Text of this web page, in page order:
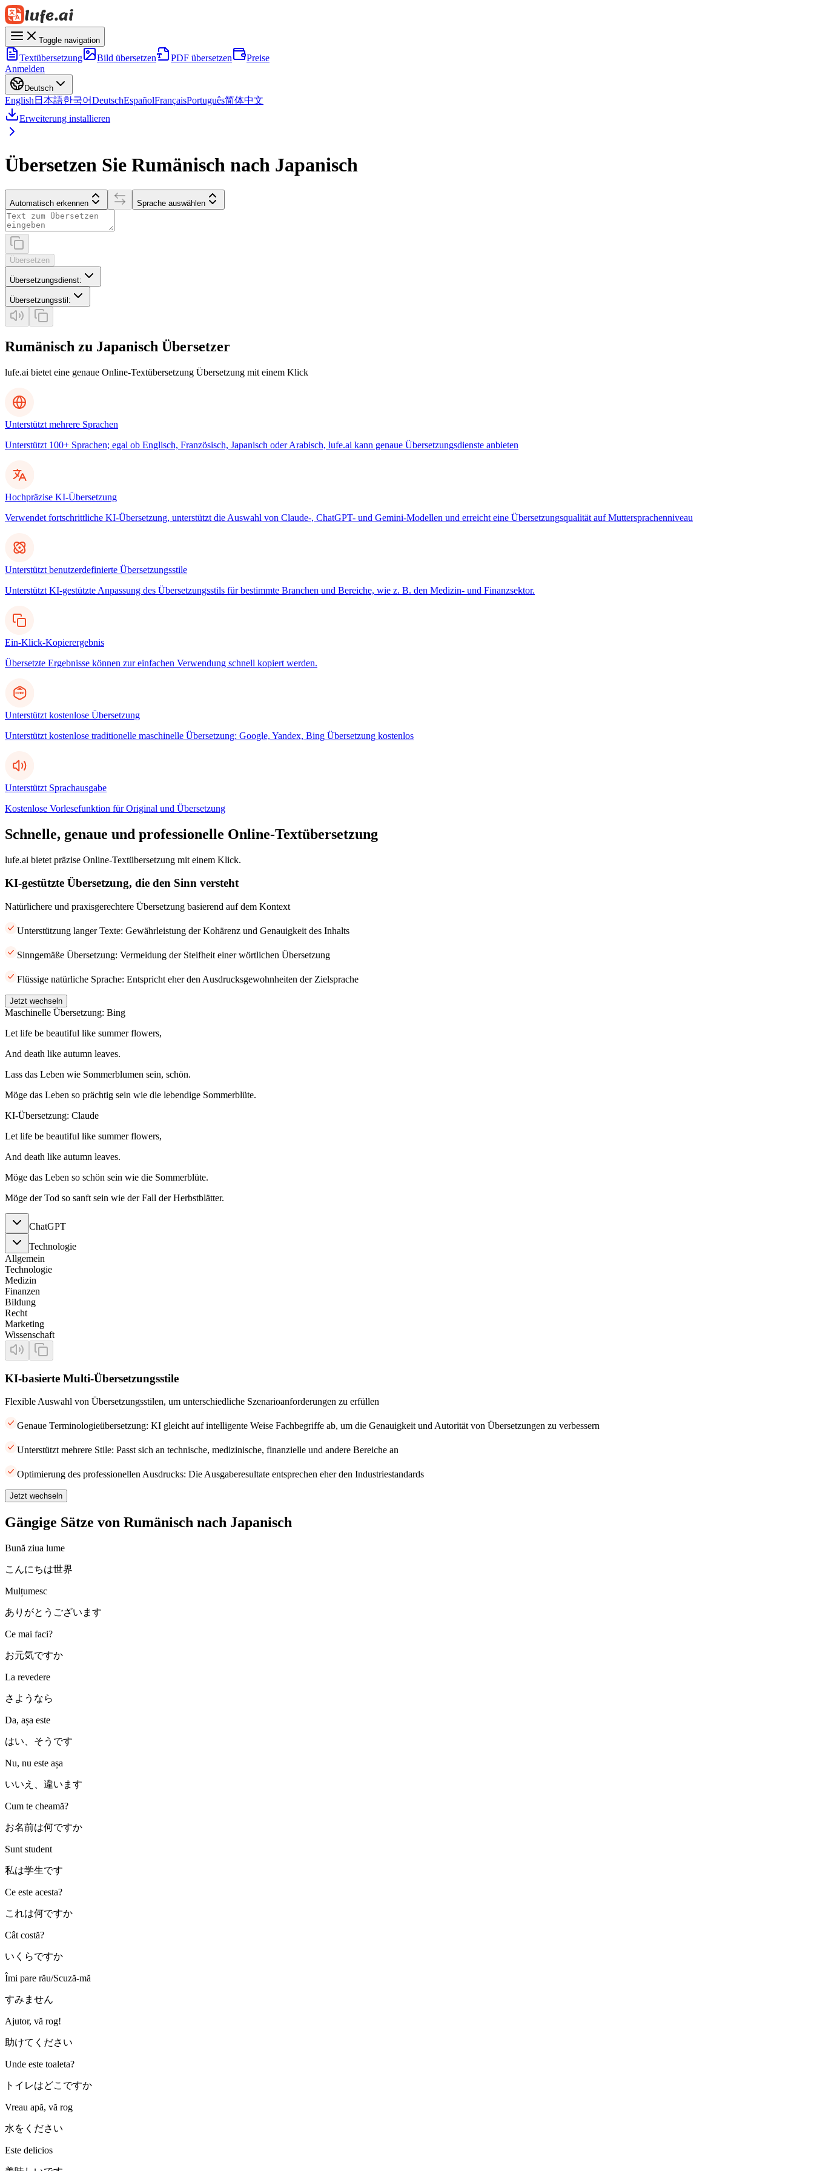
Toggle navigation
Textübersetzung Bild übersetzen PDF übersetzen
Preise
Anmelden
Deutsch
English 日本語한국어DeutschEspañolFrançaisPortuguês简体中文
Erweiterung installieren
Übersetzen Sie Rumänisch nach Japanisch
Automatisch erkennen Sprache auswählen
Übersetzen
Übersetzungsdienst:
Übersetzungsstil :
Rumänisch zu Japanisch Übersetzer
lufe.ai bietet eine genaue Online-Textübersetzung Übersetzung mit einem Klick
Unterstützt mehrere Sprachen
Unterstützt 100+ Sprachen; egal ob Englisch, Französisch, Japanisch oder Arabisch, lufe.ai kann genaue Übersetzungsdienste anbieten
Hochpräzise KI-Übersetzung
Verwendet fortschrittliche KI-Übersetzung, unterstützt die Auswahl von Claude-, ChatGPT- und Gemini-Modellen und erreicht eine Übersetzungsqualität auf Muttersprachenniveau
Unterstützt benutzerdefinierte Übersetzungsstile
Unterstützt KI-gestützte Anpassung des Übersetzungsstils für bestimmte Branchen und Bereiche, wie z. B. den Medizin- und Finanzsektor.
Ein-Klick-Kopierergebnis
Übersetzte Ergebnisse können zur einfachen Verwendung schnell kopiert werden.
Unterstützt kostenlose Übersetzung
Unterstützt kostenlose traditionelle maschinelle Übersetzung: Google, Yandex, Bing Übersetzung kostenlos
Unterstützt Sprachausgabe
Kostenlose Vorlesefunktion für Original und Übersetzung
Schnelle, genaue und professionelle Online-Textübersetzung
lufe.ai bietet präzise Online-Textübersetzung mit einem Klick.
KI-gestützte Übersetzung, die den Sinn versteht
Natürlichere und praxisgerechtere Übersetzung basierend auf dem Kontext
Unterstützung langer Texte: Gewährleistung der Kohärenz und Genauigkeit des Inhalts
Sinngemäße Übersetzung: Vermeidung der Steifheit einer wörtlichen Übersetzung
Flüssige natürliche Sprache: Entspricht eher den Ausdrucksgewohnheiten der Zielsprache
Jetzt wechseln
Maschinelle Übersetzung: Bing
Let life be beautiful like summer flowers,
And death like autumn leaves.
Lass das Leben wie Sommerblumen sein, schön.
Möge das Leben so prächtig sein wie die lebendige Sommerblüte.
KI-Übersetzung: Claude
Let life be beautiful like summer flowers,
And death like autumn leaves.
Möge das Leben so schön sein wie die Sommerblüte.
Möge der Tod so sanft sein wie der Fall der Herbstblätter.
ChatGPT
Technologie
Allgemein
Technologie
Medizin
Finanzen
Bildung
Recht
Marketing
Wissenschaft
KI-basierte Multi-Übersetzungsstile
Flexible Auswahl von Übersetzungsstilen, um unterschiedliche Szenarioanforderungen zu erfüllen
Genaue Terminologieübersetzung: KI gleicht auf intelligente Weise Fachbegriffe ab, um die Genauigkeit und Autorität von Übersetzungen zu verbessern
Unterstützt mehrere Stile: Passt sich an technische, medizinische, finanzielle und andere Bereiche an
Optimierung des professionellen Ausdrucks: Die Ausgaberesultate entsprechen eher den Industriestandards
Jetzt wechseln
Gängige Sätze von Rumänisch nach Japanisch
Bună ziua lume
こんにちは世界
Mulțumesc
ありがとうございます
Ce mai faci?
お元気ですか
La revedere
さようなら
Da, așa este
はい、そうです
Nu, nu este așa
いいえ、違います
Cum te cheamă?
お名前は何ですか
Sunt student
私は学生です
Ce este acesta?
これは何ですか
Cât costă?
いくらですか
Îmi pare rău/Scuză-mă
すみません
Ajutor, vă rog!
助けてください
Unde este toaleta?
トイレはどこですか
Vreau apă, vă rog
水をください
Este delicios